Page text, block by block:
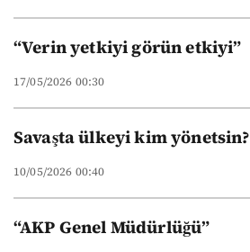
“Verin yetkiyi görün etkiyi”
17/05/2026 00:30
Savaşta ülkeyi kim yönetsin?
10/05/2026 00:40
“AKP Genel Müdürlüğü”